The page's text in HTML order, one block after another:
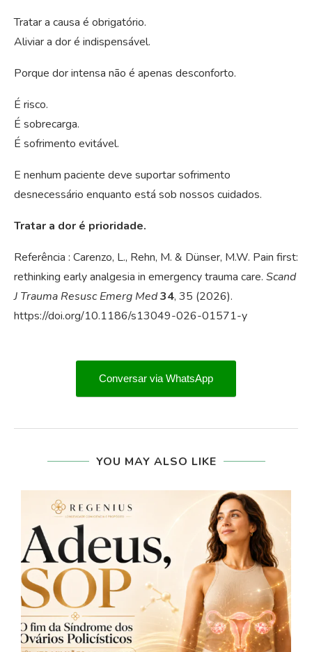
Tratar a causa é obrigatório.
Aliviar a dor é indispensável.
Porque dor intensa não é apenas desconforto.
É risco.
É sobrecarga.
É sofrimento evitável.
E nenhum paciente deve suportar sofrimento
desnecessário enquanto está sob nossos cuidados.
Tratar a dor é prioridade.
Referência : Carenzo, L., Rehn, M. & Dünser, M.W. Pain first:
rethinking early analgesia in emergency trauma care. Scand
J Trauma Resusc Emerg Med34, 35 (2026).
https://doi.org/10.1186/s13049-026-01571-y
Conversar via WhatsApp
YOU MAY ALSO LIKE